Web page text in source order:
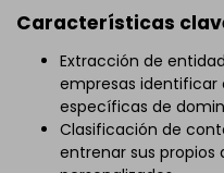
Características
Extracción de
empresas identificar
específicas de
Clasificación de
entrenar sus propios